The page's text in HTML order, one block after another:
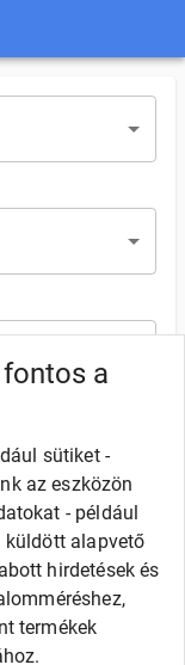
a
sütiket -
az eszközön
- például
küldött alapvető
hirdetések és
termékek